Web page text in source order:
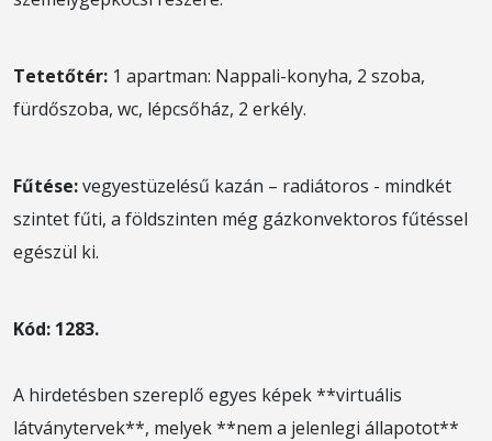
Tetetőtér: 1 apartman: Nappali-konyha, 2 szoba,
fürdőszoba, wc, lépcsőház, 2 erkély.
Fűtése:vegyestüzelésű kazán – radiátoros - mindkét
szintet fűti, a földszinten még gázkonvektoros fűtéssel
egészül ki.
Kód: 1283.
A hirdetésben szereplő egyes képek **virtuális
látványtervek**, melyek **nem a jelenlegi állapotot**